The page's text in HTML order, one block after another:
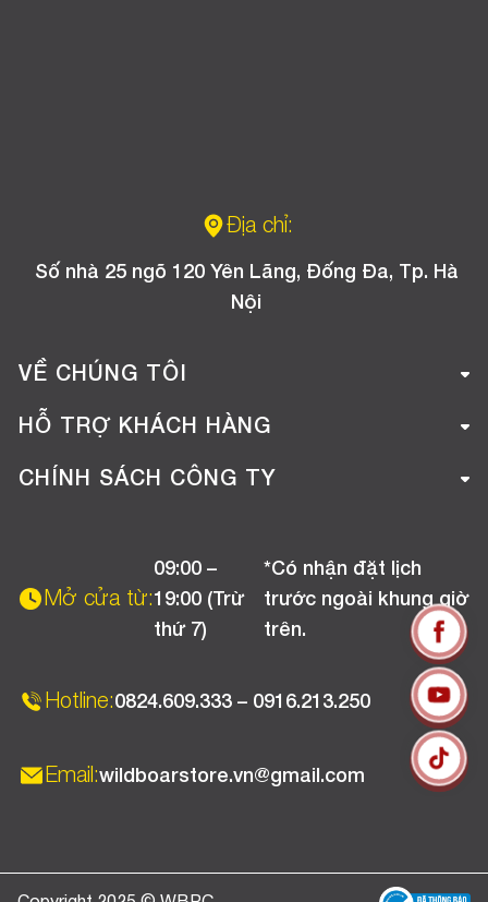
Địa chỉ:
Số nhà 25 ngõ 120 Yên Lãng, Đống Đa, Tp. Hà
Nội
VỀ CHÚNG TÔI
Giới thiệu công ty
Tuyển dụng
HỖ TRỢ KHÁCH HÀNG
Hướng dẫn mua hàng online
Chương trình khuyến mãi
CHÍNH SÁCH CÔNG TY
Chính sách bảo hành
Mở cửa từ:
09:00 –
19:00 (Trừ
thứ 7)
*Có nhận đặt lịch
trước ngoài khung giờ
trên.
Hotline:0824.609.333 – 0916.213.250
Email:wildboarstore.vn@gmail.com